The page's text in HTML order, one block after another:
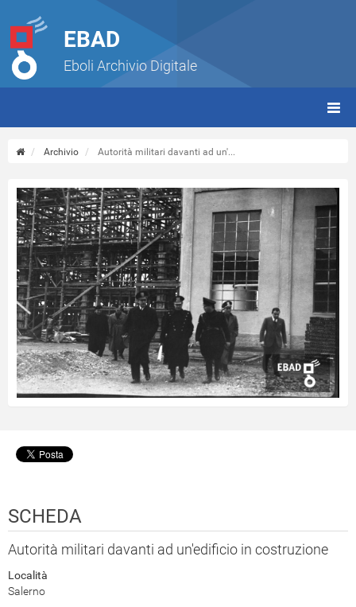
EBAD
Eboli Archivio Digitale
Archivio Autorità militari davanti ad un'...
SCHEDA
Autorità militari davanti ad un'edificio in costruzione
Località
Salerno